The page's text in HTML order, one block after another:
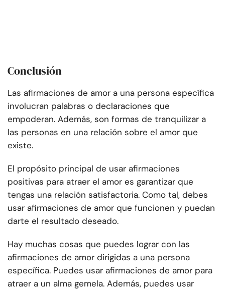
Conclusión
Las afirmaciones de amor a una persona específica
involucran palabras o declaraciones que
empoderan. Además, son formas de tranquilizar a
las personas en una relación sobre el amor que
existe.
El propósito principal de usar afirmaciones
positivas para atraer el amor es garantizar que
tengas una relación satisfactoria. Como tal, debes
usar afirmaciones de amor que funcionen y puedan
darte el resultado deseado.
Hay muchas cosas que puedes lograr con las
afirmaciones de amor dirigidas a una persona
específica. Puedes usar afirmaciones de amor para
atraer a un alma gemela. Además, puedes usar